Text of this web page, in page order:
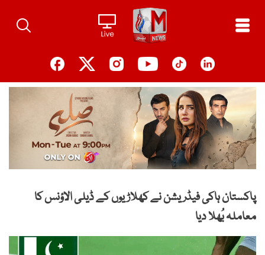
content
پاکستان ہاکی فیڈریشن نے کھلاڑیوں کے ڈیلی الاؤنس کا
معاملہ بُھلا دیا